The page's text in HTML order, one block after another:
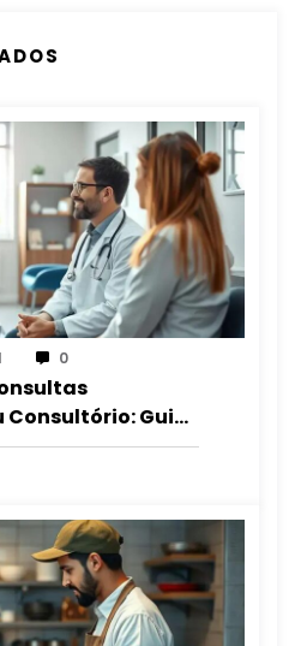
0
Consultório: Guia